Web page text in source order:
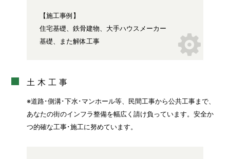
【施工事例】
住宅基礎、鉄骨建物、大手ハウスメーカー
基礎、また解体工事
土木工事
※道路･側溝･下水･マンホール等、民間工事から公共工事まで、
あなたの街のインフラ整備を幅広く請け負っています。安全か
つ的確な工事･施工に努めています。